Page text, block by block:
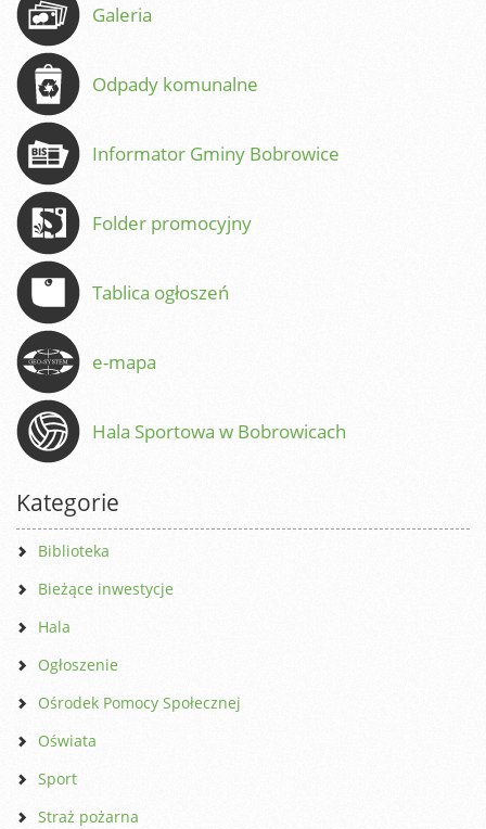
Galeria
Odpady komunalne
Informator Gminy Bobrowice
Folder promocyjny
Tablica ogłoszeń
e-mapa
Hala Sportowa w Bobrowicach
Kategorie
Biblioteka
Bieżące inwestycje
Hala
Ogłoszenie
Ośrodek Pomocy Społecznej
Oświata
Sport
Straż pożarna